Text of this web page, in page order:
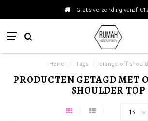
Gratis verzending vanaf
Home Tags orange off
PRODUCTEN GETAGD MET
SHOULDER TOP